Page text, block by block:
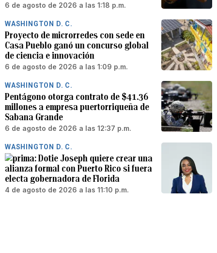
6 de agosto de 2026 a las 1:18 p.m.
WASHINGTON D. C.
Proyecto de microrredes con sede en
Casa Pueblo ganó un concurso global
de ciencia e innovación
6 de agosto de 2026 a las 1:09 p.m.
WASHINGTON D. C.
Pentágono otorga contrato de $41.36
millones a empresa puertorriqueña de
Sabana Grande
6 de agosto de 2026 a las 12:37 p.m.
WASHINGTON D. C.
Dotie Joseph quiere crear una
alianza formal con Puerto Rico si fuera
electa gobernadora de Florida
4 de agosto de 2026 a las 11:10 p.m.